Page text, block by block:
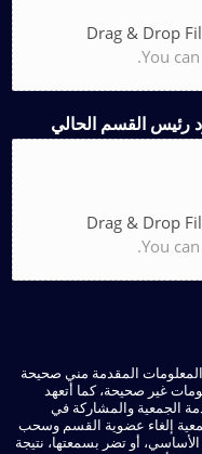
Drag & Drop
You
رئيس القسم الحالي
Drag & Drop
You
المقدمة مني صحيحة
غير صحيحة، كما أتعهد
الجمعية والمشاركة في
إلغاء عضوية القسم وسحب
أو تضر بسمعتها، نتيجة